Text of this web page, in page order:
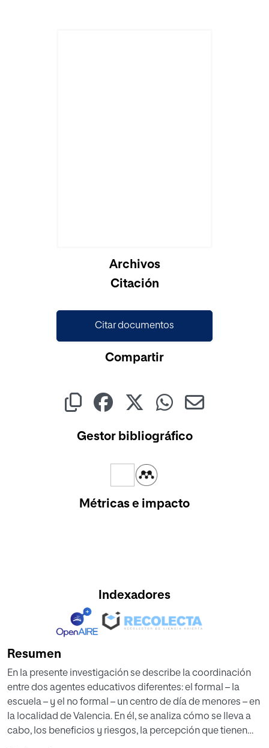
Archivos
Citación
Citar documentos
Compartir
Gestor bibliográfico
Métricas e impacto
Indexadores
Resumen
En la presente investigación se describe la coordinación
entre dos agentes educativos diferentes: el formal – la
escuela – y el no formal – un centro de día de menores – en
la localidad de Valencia. En él, se analiza cómo se lleva a
cabo, los beneficios y riesgos, la percepción que tienen